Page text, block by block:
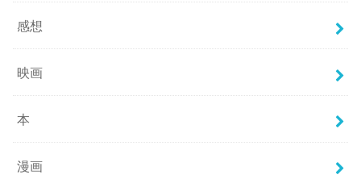
感想
映画
本
漫画